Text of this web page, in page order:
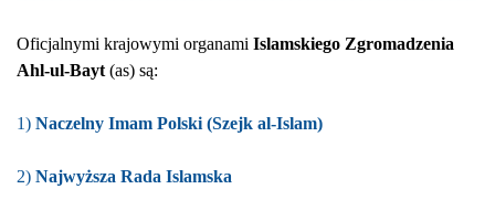
Oficjalnymi krajowymi organami Islamskiego Zgromadzenia
Ahl-ul-Bayt (as) są:
1) Naczelny Imam Polski (Szejk al-Islam)
2) Najwyższa Rada Islamska